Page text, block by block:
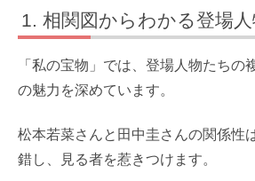
相関図からわかる登場
「私の宝物」では、登場人物たちの
の魅力を深めています。
松本若菜さんと田中圭さんの関係性
錯し、見る者を惹きつけます。